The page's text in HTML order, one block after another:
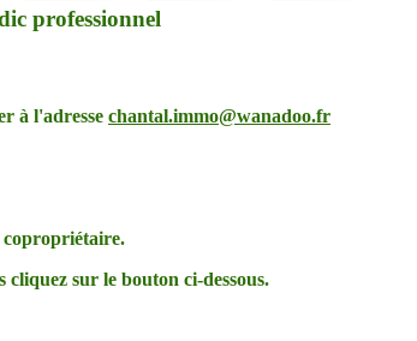
professionnel
à l'adresse chantal.immo@wanadoo.fr
copropriétaire.
cliquez sur le bouton ci-dessous.